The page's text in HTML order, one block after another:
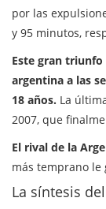
por las
y 95 minutos,
Este gran
argentina a las
18 años. La
2007, que
El rival de la
más temprano le
La síntesis